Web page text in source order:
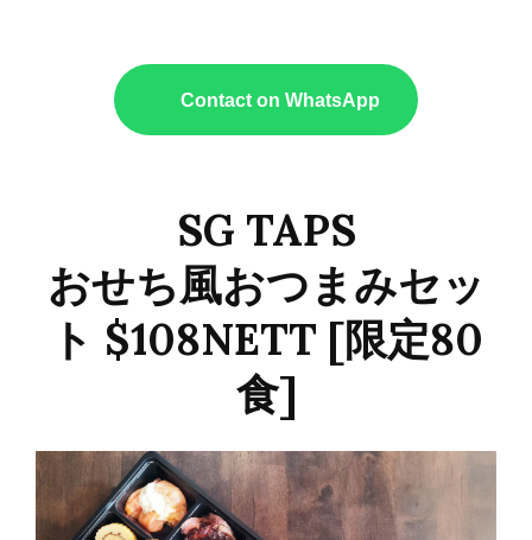
Contact on WhatsApp
SG TAPS
おせち風おつまみセッ
ト $108NETT [限定80
食]